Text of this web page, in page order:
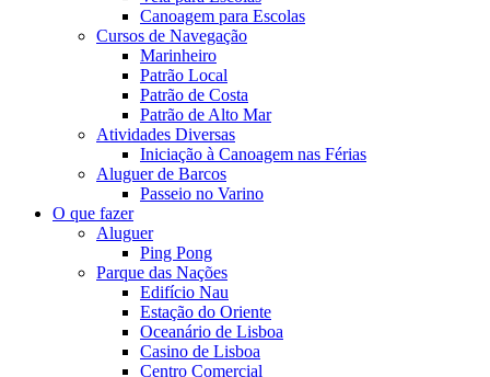
Canoagem para Escolas
Cursos de Navegação
Marinheiro
Patrão Local
Patrão de Costa
Patrão de Alto Mar
Atividades Diversas
Iniciação à Canoagem nas Férias
Aluguer de Barcos
Passeio no Varino
O que fazer
Aluguer
Ping Pong
Parque das Nações
Edifício Nau
Estação do Oriente
Oceanário de Lisboa
Casino de Lisboa
Centro Comercial